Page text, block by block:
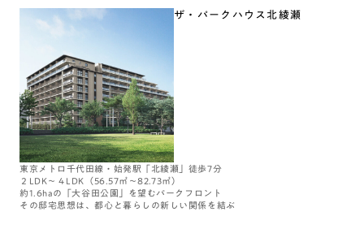
ザ・パークハウス北綾瀬
東京メトロ千代田線・始発駅「北綾瀬」徒歩7分
２LDK～４LDK（56.57㎡～82.73㎡）
約1.6haの「大谷田公園」を望むパークフロント
その邸宅思想は、都心と暮らしの新しい関係を結ぶ